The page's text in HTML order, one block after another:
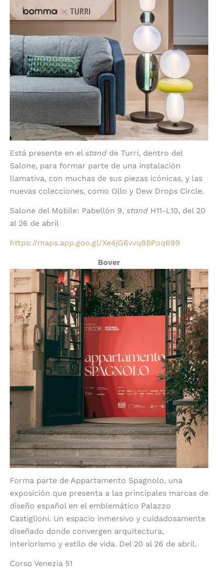
Está presente en el stand de Turri, dentro del
Salone, para formar parte de una instalación
llamativa, con muchas de sus piezas icónicas, y las
nuevas colecciones, como Ollo y Dew Drops Circle.
Salone del Mobile: Pabellón 9, stand H11-L10, del 20
al 26 de abril
https://maps.app.goo.gl/Xe4jG6vvq8BPoq699
Bover
Forma parte de Appartamento Spagnolo, una
exposición que presenta a las principales marcas de
diseño español en el emblemático Palazzo
Castiglioni. Un espacio inmersivo y cuidadosamente
diseñado donde convergen arquitectura,
interiorismo y estilo de vida. Del 20 al 26 de abril.
Corso Venezia 51